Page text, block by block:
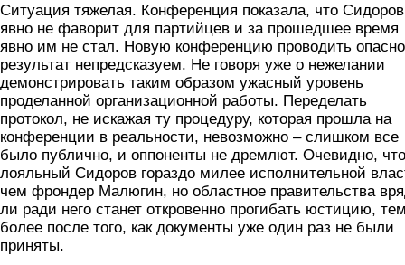
Ситуация тяжелая. Конференция показала, что Сидоров
явно не фаворит для партийцев и за прошедшее время
явно им не стал. Новую конференцию проводить
результат непредсказуем. Не говоря уже о нежелании
демонстрировать таким образом ужасный уровень
проделанной организационной работы. Переделать
протокол, не искажая ту процедуру, которая прошла на
конференции в реальности, невозможно – слишком все
было публично, и оппоненты не дремлют. Очевидно, что
лояльный Сидоров гораздо милее исполнительной
чем фрондер Малюгин, но областное правительства
ли ради него станет откровенно прогибать юстицию,
более после того, как документы уже один раз не были
приняты.